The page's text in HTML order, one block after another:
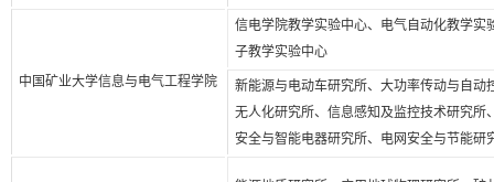
中国矿业大学信息与电气工程学院
信电学院教学实验中心、电气自动化教学实
子教学实验中心
新能源与电动车研究所、大功率传动与自动
无人化研究所、信息感知及监控技术研究所
安全与智能电器研究所、电网安全与节能研